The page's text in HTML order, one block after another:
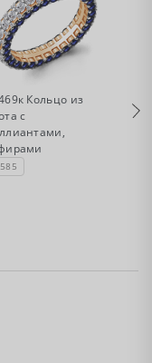
Нет в наличии
Кольцо из
с